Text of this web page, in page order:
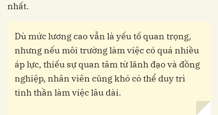
nhất.
Dù mức lương cao vẫn là yếu tố quan trọng,
nhưng nếu môi trường làm việc có quá nhiều
áp lực, thiếu sự quan tâm từ lãnh đạo và đồng
nghiệp, nhân viên cũng khó có thể duy trì
tinh thần làm việc lâu dài.